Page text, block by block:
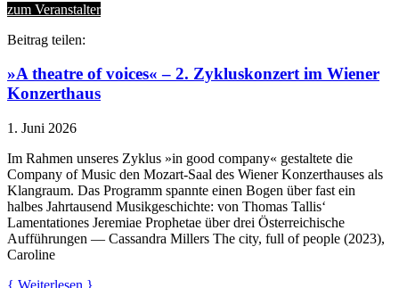
zum Veranstalter
Beitrag teilen:
»A theatre of voices« – 2. Zykluskonzert im Wiener
Konzerthaus
1. Juni 2026
Im Rahmen unseres Zyklus »in good company« gestaltete die
Company of Music den Mozart-Saal des Wiener Konzerthauses als
Klangraum. Das Programm spannte einen Bogen über fast ein
halbes Jahrtausend Musikgeschichte: von Thomas Tallis‘
Lamentationes Jeremiae Prophetae über drei Österreichische
Aufführungen — Cassandra Millers The city, full of people (2023),
Caroline
{ Weiterlesen }